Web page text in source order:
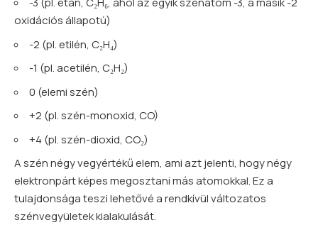
oxidációs állapotú)
-2 (pl. etilén, C₂H₄)
-1 (pl. acetilén, C₂H₂)
0 (elemi szén)
+2 (pl. szén-monoxid, CO)
+4 (pl. szén-dioxid, CO₂)
A szén négy vegyértékű elem, ami azt jelenti, hogy négy
elektronpárt képes megosztani más atomokkal. Ez a
tulajdonsága teszi lehetővé a rendkívül változatos
szénvegyületek kialakulását.